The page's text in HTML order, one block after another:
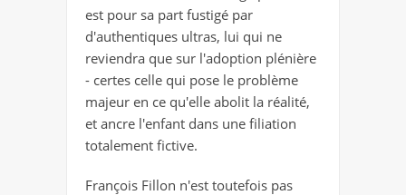
est pour sa part fustigé par
d'authentiques ultras, lui qui ne
reviendra que sur l'adoption plénière
- certes celle qui pose le problème
majeur en ce qu'elle abolit la réalité,
et ancre l'enfant dans une filiation
totalement fictive.
François Fillon n'est toutefois pas